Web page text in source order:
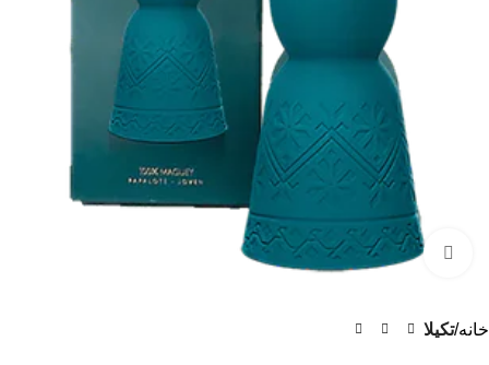
برای بزرگنمایی کلیک کنید
خانه تکیلا